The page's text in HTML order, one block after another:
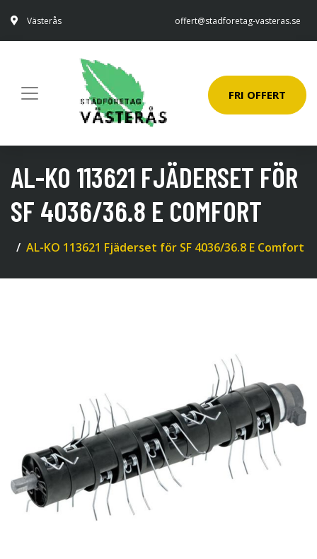
Västerås offert@stadforetag-vasteras.se
FRI OFFERT
AL-KO 113621 FJÄDERSET FÖR
SF 4036/36.8 E COMFORT
AL-KO 113621 Fjäderset för SF 4036/36.8 E Comfort